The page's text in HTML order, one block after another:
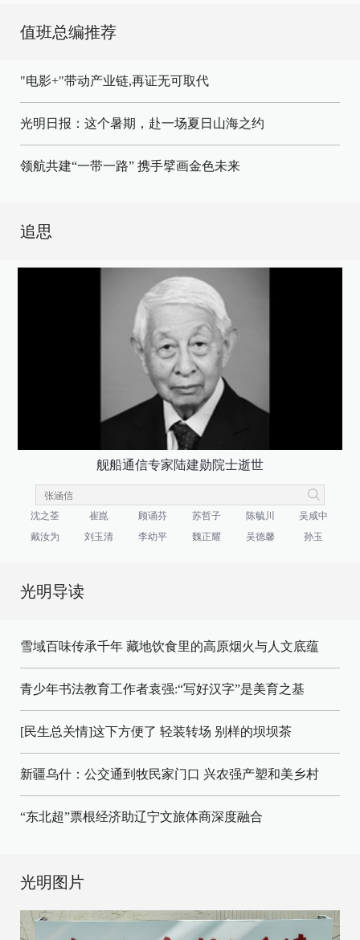
值班总编推荐
"电影+"带动产业链,再证无可取代
光明日报：这个暑期，赴一场夏日山海之约
领航共建“一带一路” 携手擘画金色未来
追思
舰船通信专家陆建勋院士逝世
沈之荃 崔崑 顾诵芬 苏哲子 陈毓川
吴咸中
戴汝为
刘玉清 李幼平 魏正耀 吴德馨 孙玉
光明导读
雪域百味传承千年 藏地饮食里的高原烟火与人文底蕴
青少年书法教育工作者袁强:“写好汉字”是美育之基
[民生总关情]这下方便了 轻装转场 别样的坝坝茶
新疆乌什：公交通到牧民家门口 兴农强产塑和美乡村
“东北超”票根经济助辽宁文旅体商深度融合
光明图片